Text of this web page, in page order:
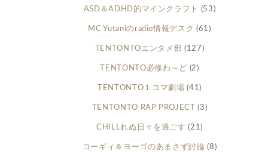
ASD＆ADHD的マインクラフト (53)
MC Yutaniのradio情報デスク (61)
TENTONTOエンタメ部 (127)
TENTONTO必修わ～ど (2)
TENTONTO１コマ劇場 (41)
TENTONTO RAP PROJECT (3)
CHILLれぬ日々を過ごす (21)
コーギィ＆ヨーゴのあまさず討論 (8)